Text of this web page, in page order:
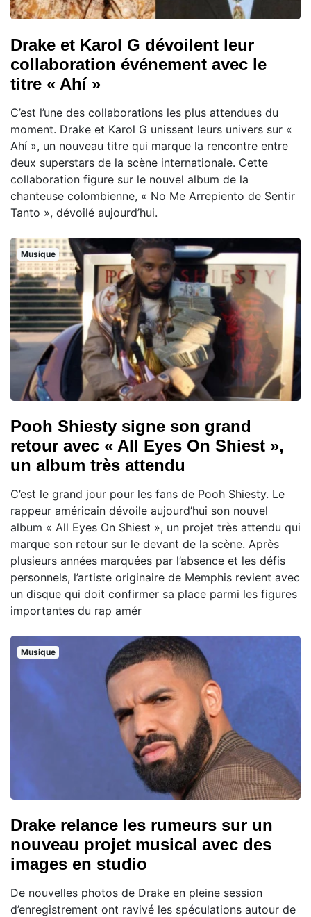
Drake et Karol G dévoilent leur
collaboration événement avec le
titre « Ahí »
C’est l’une des collaborations les plus attendues du
moment. Drake et Karol G unissent leurs univers sur «
Ahí », un nouveau titre qui marque la rencontre entre
deux superstars de la scène internationale. Cette
collaboration figure sur le nouvel album de la
chanteuse colombienne, « No Me Arrepiento de Sentir
Tanto », dévoilé aujourd’hui.
Musique
Pooh Shiesty signe son grand
retour avec « All Eyes On Shiest »,
un album très attendu
C’est le grand jour pour les fans de Pooh Shiesty. Le
rappeur américain dévoile aujourd’hui son nouvel
album « All Eyes On Shiest », un projet très attendu qui
marque son retour sur le devant de la scène. Après
plusieurs années marquées par l’absence et les défis
personnels, l’artiste originaire de Memphis revient avec
un disque qui doit confirmer sa place parmi les figures
importantes du rap amér
Musique
Drake relance les rumeurs sur un
nouveau projet musical avec des
images en studio
De nouvelles photos de Drake en pleine session
d’enregistrement ont ravivé les spéculations autour de